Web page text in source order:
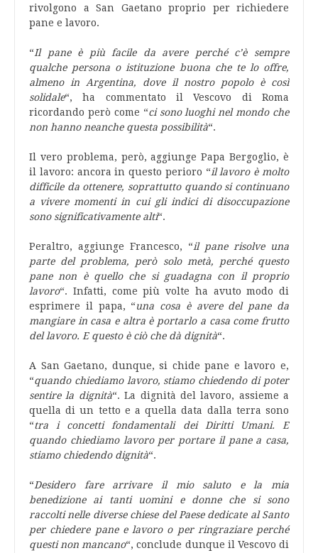
rivolgono a San Gaetano proprio per richiedere
pane e lavoro.
“Il pane è più facile da avere perché c’è sempre
qualche persona o istituzione buona che te lo offre,
almeno in Argentina, dove il nostro popolo è così
solidale“, ha commentato il Vescovo di Roma
ricordando però come “ci sono luoghi nel mondo che
non hanno neanche questa possibilità“.
Il vero problema, però, aggiunge Papa Bergoglio, è
il lavoro: ancora in questo perioro “il lavoro è molto
difficile da ottenere, soprattutto quando si continuano
a vivere momenti in cui gli indici di disoccupazione
sono significativamente alti“.
Peraltro, aggiunge Francesco, “il pane risolve una
parte del problema, però solo metà, perché questo
pane non è quello che si guadagna con il proprio
lavoro“. Infatti, come più volte ha avuto modo di
esprimere il papa, “una cosa è avere del pane da
mangiare in casa e altra è portarlo a casa come frutto
del lavoro. E questo è ciò che dà dignità“.
A San Gaetano, dunque, si chide pane e lavoro e,
“quando chiediamo lavoro, stiamo chiedendo di poter
sentire la dignità“. La dignità del lavoro, assieme a
quella di un tetto e a quella data dalla terra sono
“tra i concetti fondamentali dei Diritti Umani. E
quando chiediamo lavoro per portare il pane a casa,
stiamo chiedendo dignità“.
“Desidero fare arrivare il mio saluto e la mia
benedizione ai tanti uomini e donne che si sono
raccolti nelle diverse chiese del Paese dedicate al Santo
per chiedere pane e lavoro o per ringraziare perché
questi non mancano“, conclude dunque il Vescovo di